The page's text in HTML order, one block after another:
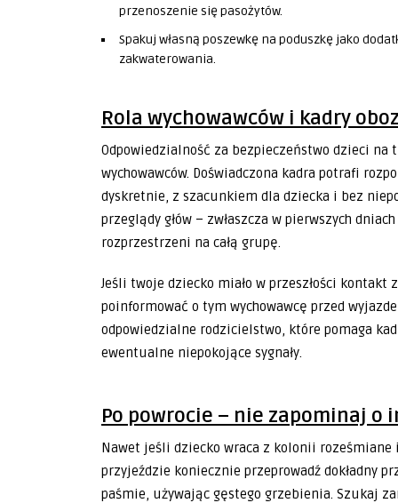
przenoszenie się pasożytów.
Spakuj własną poszewkę na poduszkę jako
zakwaterowania.
Rola wychowawców i kadry
Odpowiedzialność za bezpieczeństwo dzieci
wychowawców. Doświadczona kadra potrafi
dyskretnie, z szacunkiem dla dziecka i bez
przeglądy głów – zwłaszcza w pierwszych
rozprzestrzeni na całą grupę.
Jeśli twoje dziecko miało w przeszłości kontakt
poinformować o tym wychowawcę przed
odpowiedzialne rodzicielstwo, które pomaga
ewentualne niepokojące sygnały.
Po powrocie – nie zapominaj o
Nawet jeśli dziecko wraca z kolonii roześmiane
przyjeździe koniecznie przeprowadź dokładny
paśmie, używając gęstego grzebienia. Szukaj